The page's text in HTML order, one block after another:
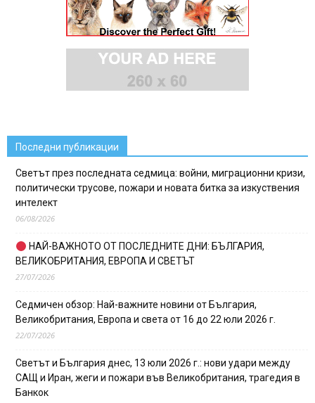
Последни публикации
Светът през последната седмица: войни, миграционни кризи,
политически трусове, пожари и новата битка за изкуствения
интелект
06/08/2026
НАЙ-ВАЖНОТО ОТ ПОСЛЕДНИТЕ ДНИ: БЪЛГАРИЯ,
ВЕЛИКОБРИТАНИЯ, ЕВРОПА И СВЕТЪТ
27/07/2026
Седмичен обзор: Най-важните новини от България,
Великобритания, Европа и света от 16 до 22 юли 2026 г.
22/07/2026
Светът и България днес, 13 юли 2026 г.: нови удари между
САЩ и Иран, жеги и пожари във Великобритания, трагедия в
Банкок